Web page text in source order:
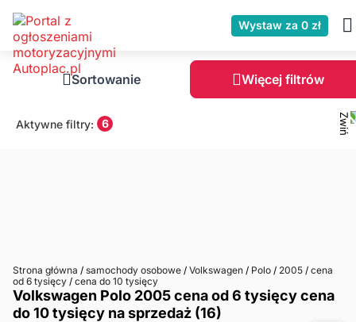
Wystaw za 0 zł
Sortowanie Więcej filtrów
Aktywne filtry: 6
Strona główna / samochody osobowe / Volkswagen / Polo / 2005 / cena
od 6 tysięcy / cena do 10 tysięcy
Volkswagen Polo 2005 cena od 6 tysięcy cena
do 10 tysięcy na sprzedaż (16)